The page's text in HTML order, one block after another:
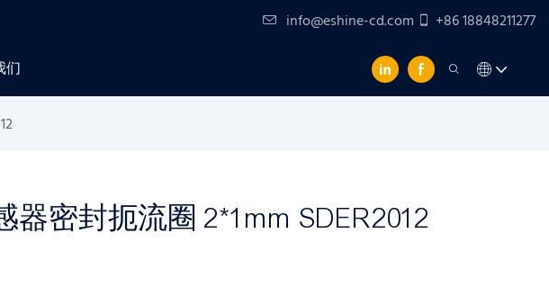
info@eshine-cd.com +86 18848211277
们
器密封扼流圈 2*1mm SDER2012